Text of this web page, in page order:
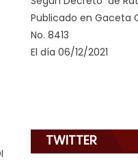
Publicado en Gaceta
No. 8413
El día 06/12/2021
TWITTER